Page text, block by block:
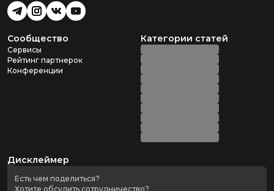
Сообщество
Сервисы
Рейтинг партнерок
Конференции
Категории статей
Дисклеймер
Есть чем поделиться?
Хотите обсудить сотрудничество?